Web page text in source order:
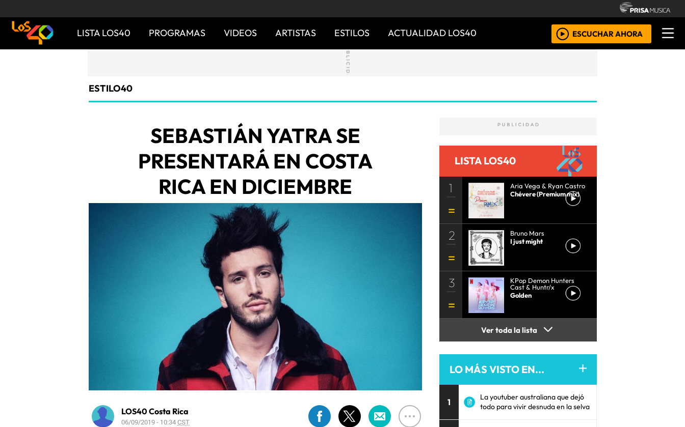
LISTA LOS40 PROGRAMAS VIDEOS ARTISTAS ESTILOS ACTUALIDAD LOS40 ESCUCHAR AHORA
ESTILO40
SEBASTIÁN YATRA SE
PRESENTARÁ EN COSTA
RICA EN DICIEMBRE
LOS40 Costa Rica
06/09/2019 - 10:34CST
LISTA LOS40
1
Aria Vega & Ryan Castro
Chévere (Premium mix)
2
Bruno Mars
I just might
3
KPop Demon Hunters
Cast & Huntr/x
Golden
Ver toda la lista
LO MÁS VISTO EN...
1
La youtuber australiana que dejó
todo para vivir desnuda en la selva